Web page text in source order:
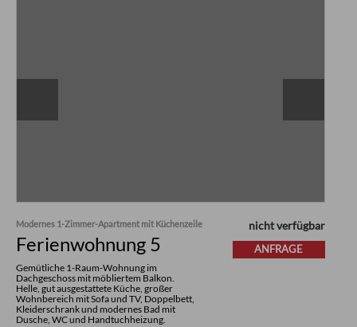
Modernes 1-Zimmer-Apartment mit Küchenzeile
Ferienwohnung 5
Gemütliche 1-Raum-Wohnung im
Dachgeschoss mit möbliertem Balkon.
Helle, gut ausgestattete Küche, großer
Wohnbereich mit Sofa und TV, Doppelbett,
Kleiderschrank und modernes Bad mit
Dusche, WC und Handtuchheizung.
nicht verfügbar
ANFRAGE